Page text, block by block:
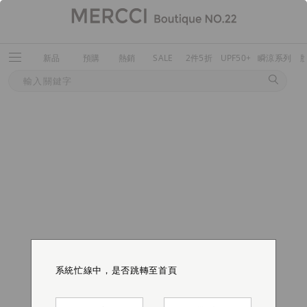
新品 預購 熱銷 SALE 2件5折 UPF50+ 瞬涼系列
系統忙線中，是否跳轉至首頁
系統忙線中，是否跳轉至首頁
系統忙線中，是否跳轉至首頁
系統忙線中，是否跳轉至首頁
系統忙線中，是否跳轉至首頁